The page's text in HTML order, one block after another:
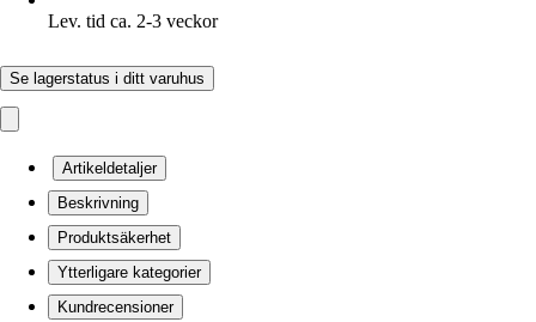
Lev. tid ca. 2-3 veckor
Se lagerstatus i ditt varuhus
Artikeldetaljer
Beskrivning
Produktsäkerhet
Ytterligare kategorier
Kundrecensioner